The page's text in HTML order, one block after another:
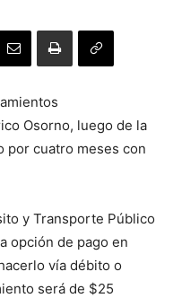
Osorno, luego de la
por cuatro meses con
y Transporte Público
opción de pago en
vía débito o
será de $25